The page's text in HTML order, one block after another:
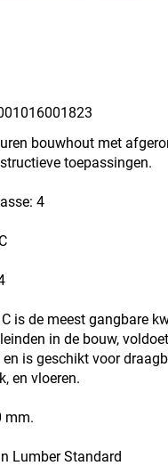
bouwhout met
toepassingen.
4
is de meest gangbare
in de bouw,
is geschikt voor
en vloeren.
mm.
Lumber Standard